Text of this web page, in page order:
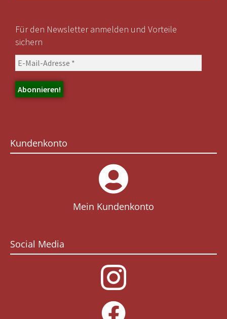
Für den Newsletter anmelden und Vorteile
sichern
Kundenkonto
Mein Kundenkonto
Social Media